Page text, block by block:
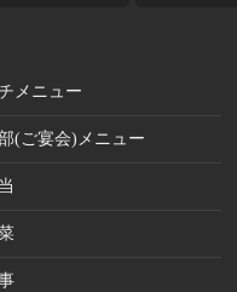
メニュー
(ご宴会)メニュー